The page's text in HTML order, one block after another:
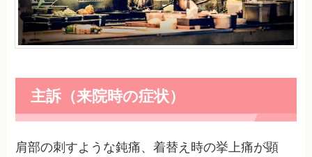
主訴（来院時の症状）
肩部の刺すような鈍痛、着替え時の挙上痛が顕